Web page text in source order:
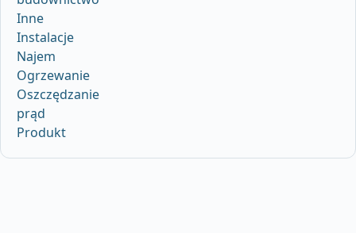
Inne
Instalacje
Najem
Ogrzewanie
Oszczędzanie
prąd
Produkt